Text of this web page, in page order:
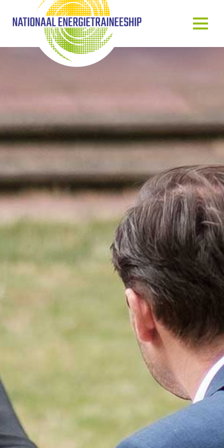
ONS VERHAAL
HET TRAINEESHIP
ONZE MENSEN
ONZE GASTSPREKERS
BLOG & NIEUWS
AGENDA
STARTERS
JOUW VERHAAL
PROGRAMMA INHOUD
JOUW TOEKOMST
INSCHRIJVEN